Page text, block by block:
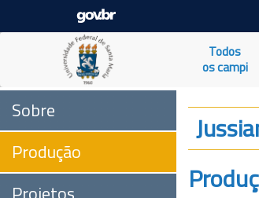
Todos
os campi
Sobre
Produção